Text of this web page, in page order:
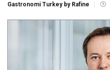
Gastronomi Turkey by Rafine